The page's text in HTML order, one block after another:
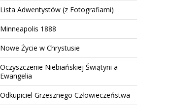
Lista Adwentystów (z Fotografiami)
Minneapolis 1888
Nowe Życie w Chrystusie
Oczyszczenie Niebiańskiej Świątyni a
Ewangelia
Odkupiciel Grzesznego Człowieczeństwa